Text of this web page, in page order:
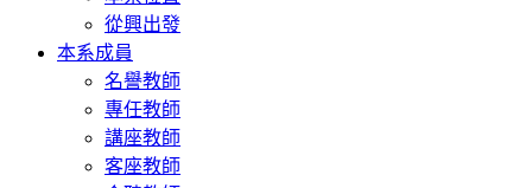
從興出發
本系成員
名譽教師
專任教師
講座教師
客座教師